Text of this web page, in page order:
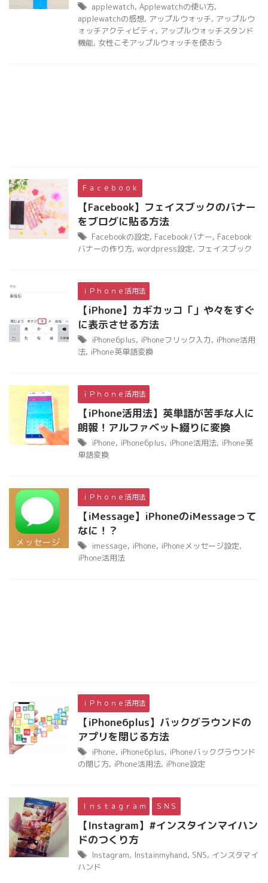
applewatch, Applewatchの使い方,
applewatchの感想, アップルウォッチ, アップルウ
ォッチアクティビティ, アップルウォッチスタンド
機能, 女性こそアップルウォッチを使おう
Ｆａｃｅｂｏｏｋ
【Facebook】フェイスブックのバナー
をブログに貼る方法
Facebookの設定, Facebookバナー, Facebook
バナーの作り方, wordpress設定, フェイスブック
ｉＰｈｏｎｅ活用法
【iPhone】カギカッコ「」や々をすぐ
に表示させる方法
iPhone6plus, iPhoneフリック入力, iPhone活用
法, iPhone英単語変換
ｉＰｈｏｎｅ活用法
【iPhone活用法】英単語が苦手な人に
朗報！アルファベット綴りに変換
iPhone, iPhone6plus, iPhone活用法, iPhone英
単語変換
ｉＰｈｏｎｅ活用法
【iMessage】iPhoneのiMessageって
なに！？
imessage, iPhone, iPhoneメッセージ設定,
iPhone活用法
ｉＰｈｏｎｅ活用法
【iPhone6plus】バックグラウンドの
アプリを閉じる方法
iPhone, iPhone6plus, iPhoneバックグラウンド
の閉じ方, iPhone活用法, iPhone設定
Ｉｎｓｔａｇｒａｍ ＳＮＳ
【Instagram】#インスタインマイハン
ドのつくり方
Instagram, Instainmyhand, SNS, インスタマイ
ハンド